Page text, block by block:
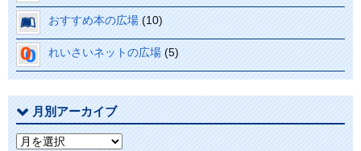
おすすめ本の広場 (10)
れいさいネットの広場 (5)
月別アーカイブ
月